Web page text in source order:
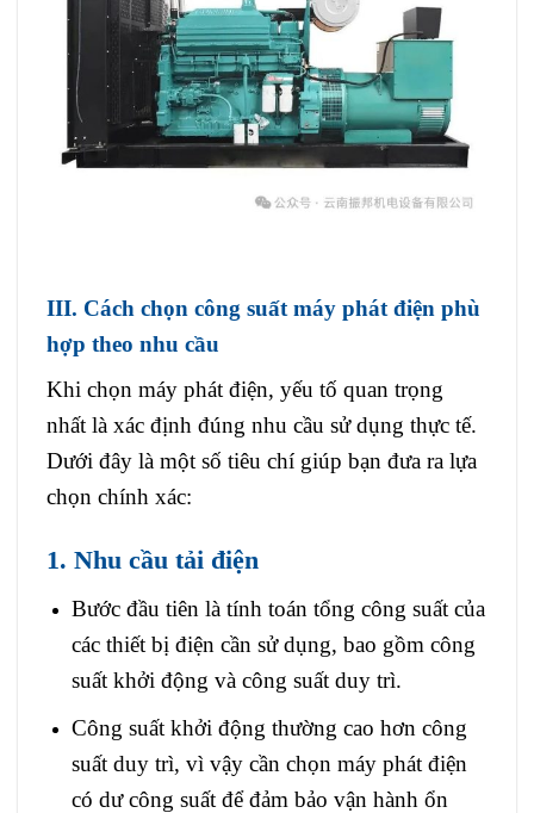
III. Cách chọn công suất máy phát điện phù
hợp theo nhu cầu
Khi chọn máy phát điện, yếu tố quan trọng
nhất là xác định đúng nhu cầu sử dụng thực tế.
Dưới đây là một số tiêu chí giúp bạn đưa ra lựa
chọn chính xác:
1. Nhu cầu tải điện
Bước đầu tiên là tính toán tổng công suất của
các thiết bị điện cần sử dụng, bao gồm công
suất khởi động và công suất duy trì.
Công suất khởi động thường cao hơn công
suất duy trì, vì vậy cần chọn máy phát điện
có dư công suất để đảm bảo vận hành ổn